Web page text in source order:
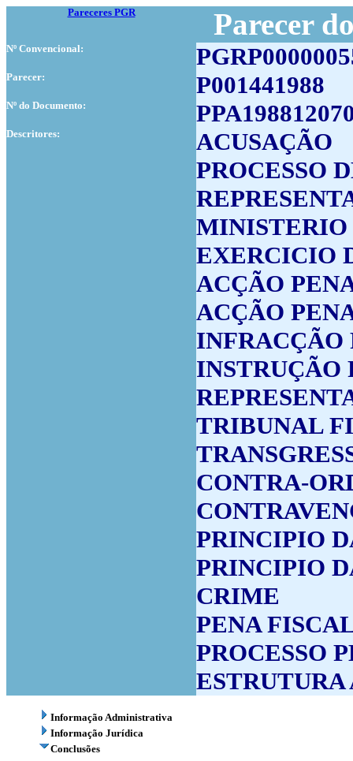
Pareceres PGR Parecer
Nº Convencional:
Parecer: P001441988
Nº do Documento:
Descritores:
ACUSAÇÃO
PROCESSO
EXERCICIO
ACÇÃO
ACÇÃO
INFRACÇÃO
INSTRUÇÃO
TRIBUNAL
CONTRA-
PRINCIPIO
PRINCIPIO
CRIME
PENA
PROCESSO
ESTRUTURA
Informação Administrativa
Informação Jurídica
Conclusões